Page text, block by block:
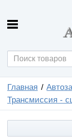
Главная
Трансмиссия -